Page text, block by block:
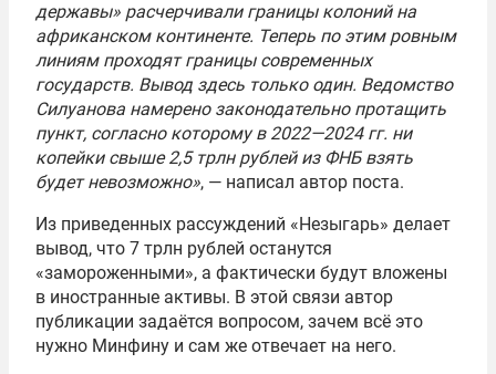
державы» расчерчивали границы колоний на
африканском континенте. Теперь по этим ровным
линиям проходят границы современных
государств. Вывод здесь только один. Ведомство
Силуанова намерено законодательно протащить
пункт, согласно которому в 2022—2024 гг. ни
копейки свыше 2,5 трлн рублей из ФНБ взять
будет невозможно», — написал автор поста.
Из приведенных рассуждений «Незыгарь» делает
вывод, что 7 трлн рублей останутся
«замороженными», а фактически будут вложены
в иностранные активы. В этой связи автор
публикации задаётся вопросом, зачем всё это
нужно Минфину и сам же отвечает на него.